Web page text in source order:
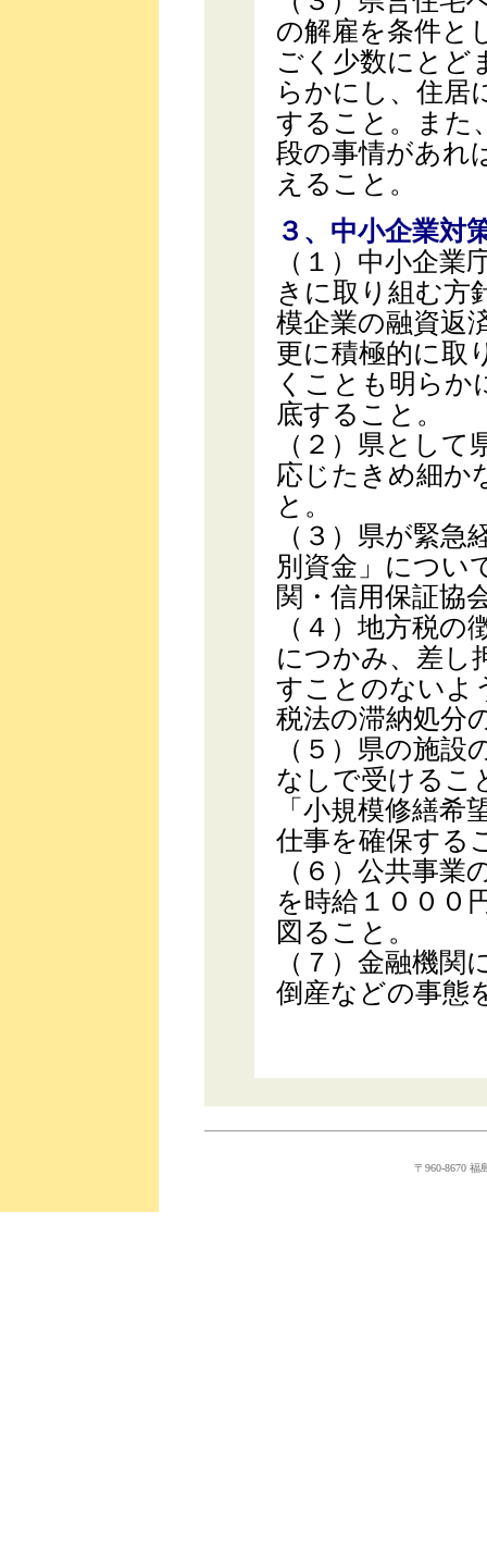
の解雇を条件と
ごく少数にとど
らかにし、住居
すること。また
段の事情があれ
えること。
３、中小企業対
（１）中小企
きに取り組む方
模企業の融資返
更に積極的に取
くことも明らか
底すること。
（２）県とし
応じたきめ細か
と。
（３）県が緊
別資金」につい
関・信用保証協
（４）地方税
につかみ、差し
すことのないよ
税法の滞納処分
（５）県の施
なしで受けるこ
「小規模修繕希
仕事を確保する
（６）公共事
を時給１０００
図ること。
（７）金融機
倒産などの事態
〒960-8670 福